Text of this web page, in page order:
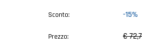
Sconto:
-15%
Prezzo: €